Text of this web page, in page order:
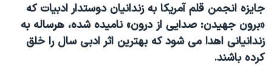
گالری عکس
آرشیو پخش زنده
اعتراضات زن، زندگی، آزادی
مجموعه مستندهای دادخواهی
تریبونال مردمی آبان ۹۸
جایزه انجمن قلم آمریکا به زندانیان دوستدار ادبیات که
«برون جهیدن: صدایی از درون» نامیده شده، هرساله به
زندانیانی اهدا می شود که بهترین اثر ادبی سال را خلق
کرده باشند.